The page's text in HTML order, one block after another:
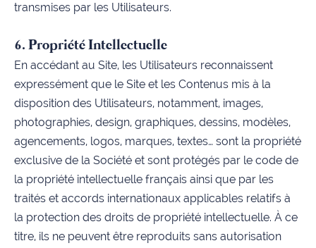
transmises par les Utilisateurs.
6. Propriété Intellectuelle
En accédant au Site, les Utilisateurs reconnaissent
expressément que le Site et les Contenus mis à la
disposition des Utilisateurs, notamment, images,
photographies, design, graphiques, dessins, modèles,
agencements, logos, marques, textes… sont la propriété
exclusive de la Société et sont protégés par le code de
la propriété intellectuelle français ainsi que par les
traités et accords internationaux applicables relatifs à
la protection des droits de propriété intellectuelle. À ce
titre, ils ne peuvent être reproduits sans autorisation